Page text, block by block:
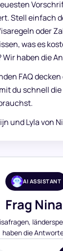
Stell einfach
oder
was es
haben die
FAQ
du schnell
und Lyla von
AI ASSISTANT
Frag
haben die